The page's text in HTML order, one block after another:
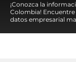
¡Conozca la
Colombia! Encuentre
datos empresarial